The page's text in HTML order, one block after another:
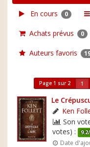
En cours 0
Achats prévus 0
Auteurs favoris
Page 1 sur 2 1
Le
Ken
Son
votes) :
Date